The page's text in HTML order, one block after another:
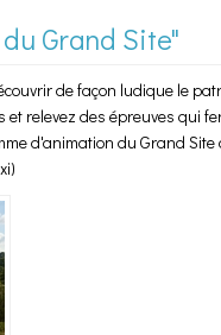
Grand Site"
de façon ludique le
et relevez des épreuves qui
d'animation du Grand